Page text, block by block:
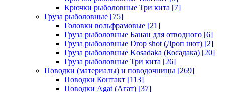
Крючки рыболовные Три кита [7]
Груза рыболовные [75]
Головки вольфрамовые [21]
Груза рыболовные Банан для отводного [6]
Груза рыболовные Drop shot (Дроп шот) [2]
Груза рыболовные Kosadaka (Косадака) [20]
Груза рыболовные Три кита [26]
Поводки (материалы) и поводочницы [269]
Поводки Контакт [113]
Поводки Agat (Агат) [37]